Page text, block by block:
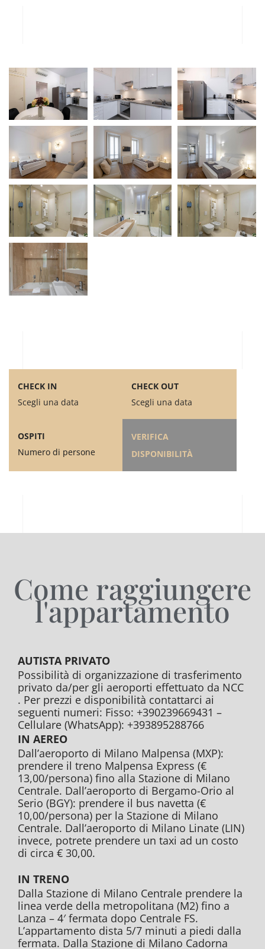
CHECK IN
Scegli una data
CHECK OUT
Scegli una data
OSPITI
Numero di persone
VERIFICA
DISPONIBILITÀ
Come raggiungere
l'appartamento
AUTISTA PRIVATO
Possibilità di organizzazione di trasferimento
privato da/per gli aeroporti effettuato da NCC
. Per prezzi e disponibilità contattarci ai
seguenti numeri: Fisso: +390239669431 –
Cellulare (WhatsApp): +393895288766
IN AEREO
Dall’aeroporto di Milano Malpensa (MXP):
prendere il treno Malpensa Express (€
13,00/persona) fino alla Stazione di Milano
Centrale. Dall’aeroporto di Bergamo-Orio al
Serio (BGY): prendere il bus navetta (€
10,00/persona) per la Stazione di Milano
Centrale. Dall’aeroporto di Milano Linate (LIN)
invece, potrete prendere un taxi ad un costo
di circa € 30,00.
IN TRENO
Dalla Stazione di Milano Centrale prendere la
linea verde della metropolitana (M2) fino a
Lanza – 4′ fermata dopo Centrale FS.
L’appartamento dista 5/7 minuti a piedi dalla
fermata. Dalla Stazione di Milano Cadorna